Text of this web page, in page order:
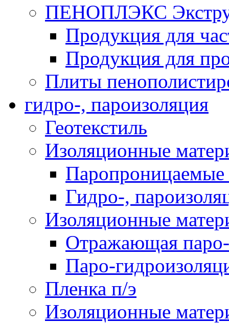
ПЕНОПЛЭКС
Продукция для
Продукция для
Плиты
гидро-, пароизоляция
Геотекстиль
Изоляционные
Гидро-,
Изоляционные
Отражающая
Паро-
Пленка п/э
Изоляционные